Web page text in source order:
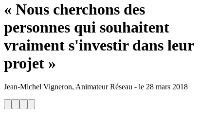
« Nous cherchons des
personnes qui souhaitent
vraiment s'investir dans leur
projet »
Jean-Michel Vigneron, Animateur Réseau - le 28 mars 2018